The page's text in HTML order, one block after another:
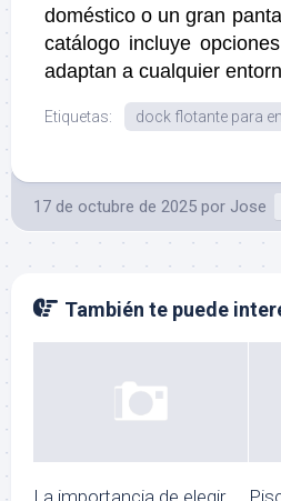
doméstico o un gran
catálogo incluye
adaptan a cualquier
Etiquetas: dock flotante para
17 de octubre de 2025 por Jose
También te puede